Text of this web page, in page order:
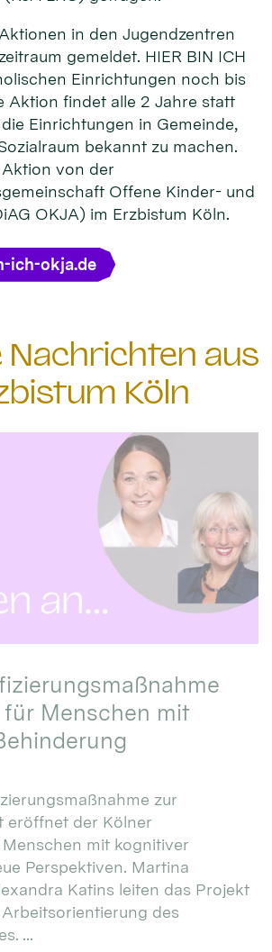
in den Jugendzentren
gemeldet. HIER BIN ICH
Einrichtungen noch bis
Aktion findet alle 2 Jahre statt
Einrichtungen in Gemeinde,
bekannt zu machen.
von der
Offene Kinder- und
OKJA) im Erzbistum Köln.
ich-okja.de
Nachrichten aus
Köln
Menschen mit
zur
eröffnet der Kölner
mit kognitiver
Perspektiven. Martina
Katins leiten das Projekt
des
...